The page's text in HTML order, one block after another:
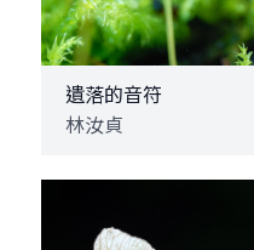
遺落的音符
林汝貞